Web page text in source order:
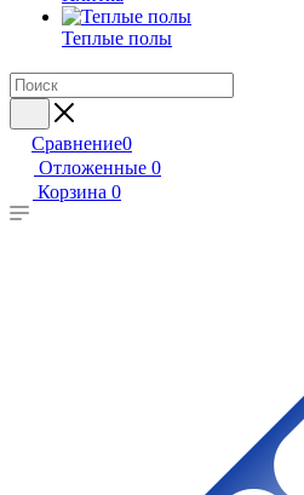
Теплые полы
Сравнение0
Отложенные 0
Корзина 0